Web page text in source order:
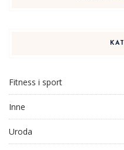
Fitness i sport
Inne
Uroda